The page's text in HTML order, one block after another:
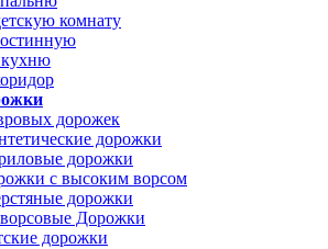
комнату
дорожек
дорожки
дорожки
с высоким ворсом
дорожки
Дорожки
дорожки